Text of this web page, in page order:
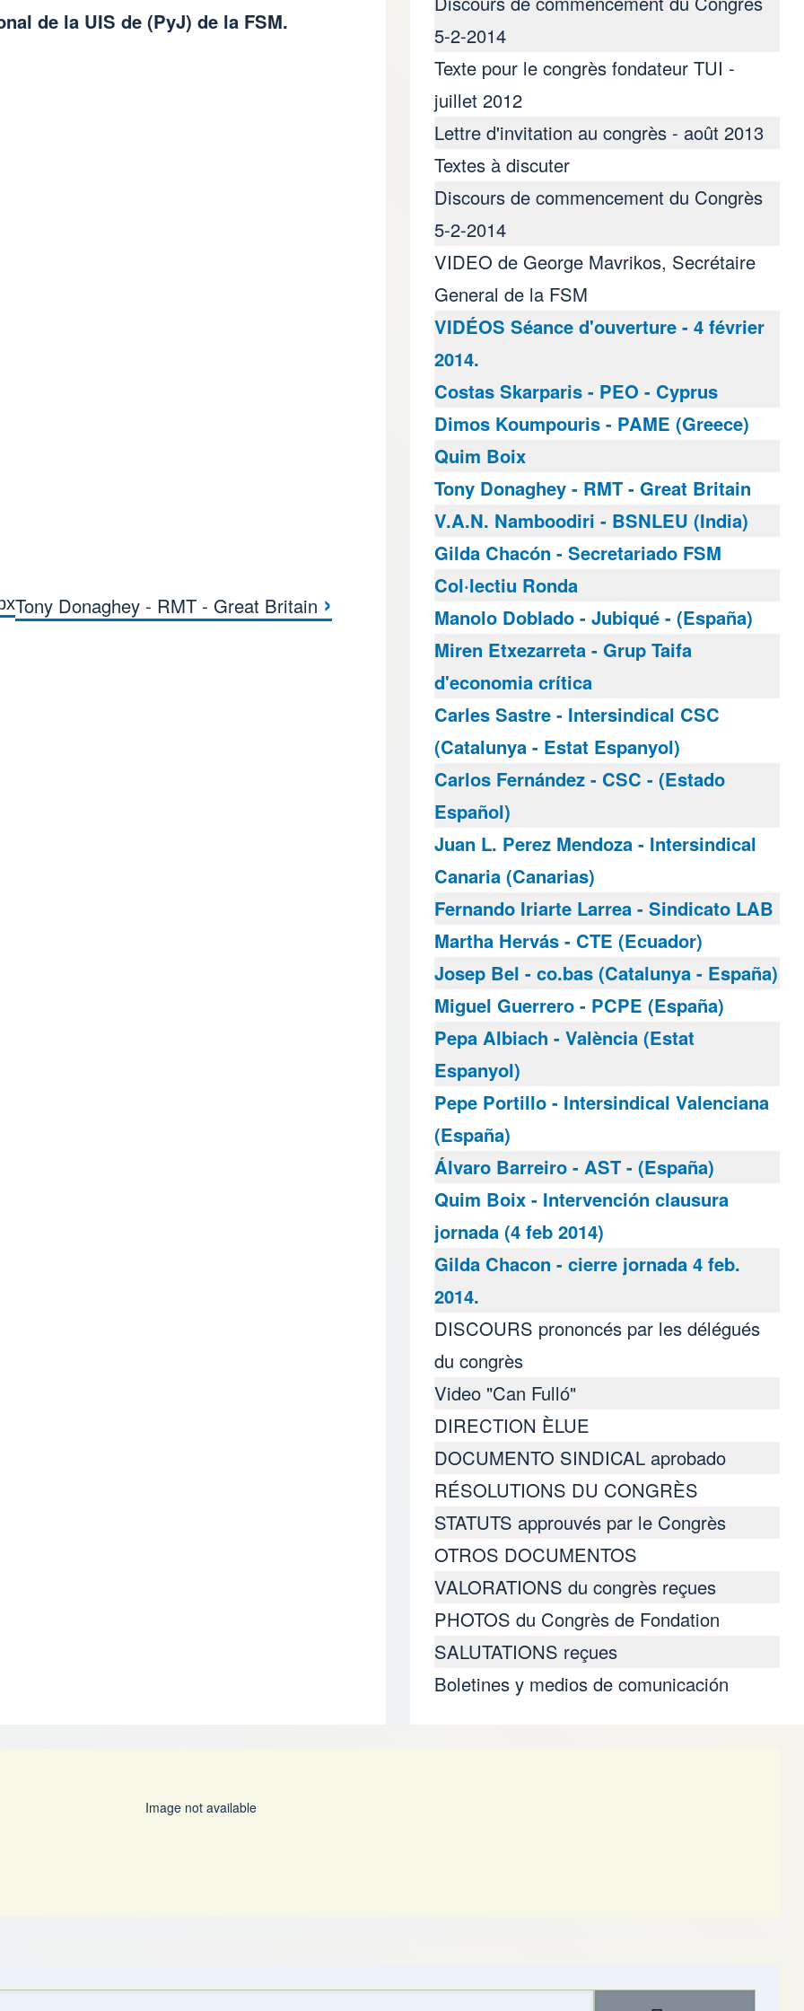
de la UIS de (PyJ) de la FSM.
для Quim Boix
Tony Donaghey - RMT - Great Britain ›
5-2-2014
Texte pour le congrès fondateur TUI -
juillet 2012
Lettre d'invitation au congrès - août 2013
Textes à discuter
Discours de commencement du Congrès
5-2-2014
VIDEO de George Mavrikos, Secrétaire
General de la FSM
VIDÉOS Séance d'ouverture - 4 février
2014.
Costas Skarparis - PEO - Cyprus
Dimos Koumpouris - PAME (Greece)
Quim Boix
Tony Donaghey - RMT - Great Britain
V.A.N. Namboodiri - BSNLEU (India)
Gilda Chacón - Secretariado FSM
Col·lectiu Ronda
Manolo Doblado - Jubiqué - (España)
Miren Etxezarreta - Grup Taifa
d'economia crítica
Carles Sastre - Intersindical CSC
(Catalunya - Estat Espanyol)
Carlos Fernández - CSC - (Estado
Español)
Juan L. Perez Mendoza - Intersindical
Canaria (Canarias)
Fernando Iriarte Larrea - Sindicato LAB
Martha Hervás - CTE (Ecuador)
Josep Bel - co.bas (Catalunya - España)
Miguel Guerrero - PCPE (España)
Pepa Albiach - València (Estat
Espanyol)
Pepe Portillo - Intersindical Valenciana
(España)
Álvaro Barreiro - AST - (España)
Quim Boix - Intervención clausura
jornada (4 feb 2014)
Gilda Chacon - cierre jornada 4 feb.
2014.
DISCOURS prononcés par les délégués
du congrès
Video "Can Fulló"
DIRECTION ÈLUE
DOCUMENTO SINDICAL aprobado
RÉSOLUTIONS DU CONGRÈS
STATUTS approuvés par le Congrès
OTROS DOCUMENTOS
VALORATIONS du congrès reçues
PHOTOS du Congrès de Fondation
SALUTATIONS reçues
Boletines y medios de comunicación
Image not available